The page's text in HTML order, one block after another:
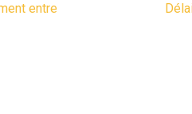
entre